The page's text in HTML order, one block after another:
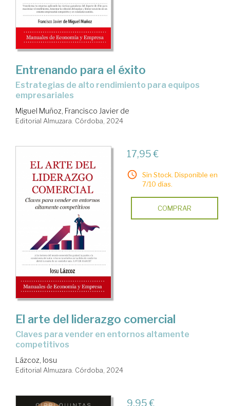
Entrenando para el éxito
Estrategias de alto rendimiento para equipos
empresariales
Miguel Muñoz, Francisco Javier de
Editorial Almuzara. Córdoba, 2024
17,95 €
Sin Stock. Disponible en
7/10 días.
COMPRAR
El arte del liderazgo comercial
Claves para vender en entornos altamente
competitivos
Lázcoz, Iosu
Editorial Almuzara. Córdoba, 2024
9,95 €